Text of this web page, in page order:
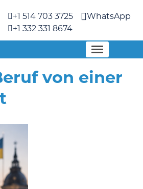
+1 514 703 3725
+1 332 331 8674
WhatsApp
von einer